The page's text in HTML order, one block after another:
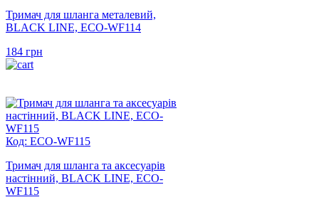
Тримач для шланга металевий,
BLACK LINE, ECO-WF114
184 грн
Код: ECO-WF115
Тримач для шланга та аксесуарів
настінний, BLACK LINE, ECO-
WF115